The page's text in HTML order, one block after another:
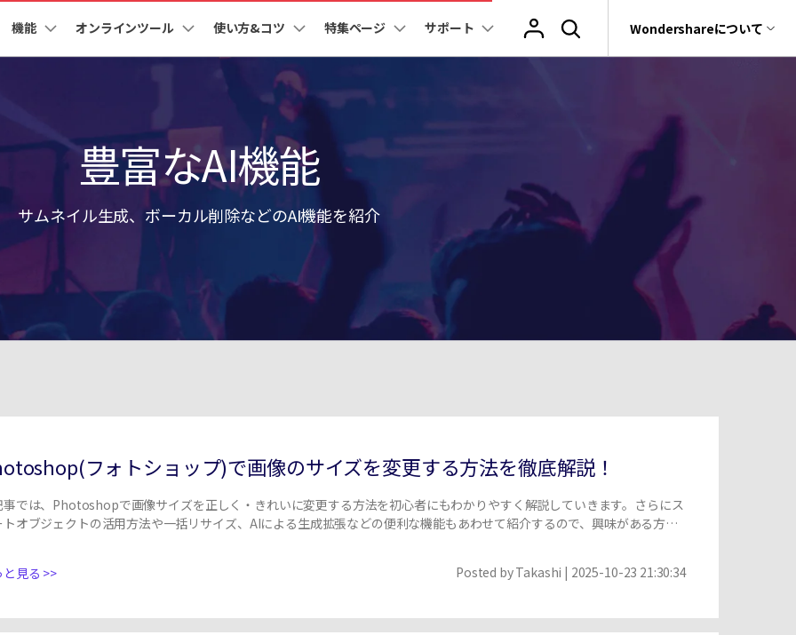
PDFelement
PDF編集ソフト
PDFelement Cloud
電子署名とクラウドサービス
データ復元・バックアップ
Recoverit
データ復元ソフト
動画・写真・ファイル修復ソフト
スマートフォン管理ソフト
MobileTrans
スマホ間のデータ転送ソフト
FamiSafe
子供の安全を守るアプリ
法人様向けお問い合わせ窓口
パートナープログラム
Wondershareについて
サポートセンター
Wondershare製品一覧
法人・教育・パートナー
EdrawMind
EdrawMax
動画編集＆変換
Filmora
UniConverter
Recoverit
企業情報
創業者メッセージ
お問い合わせ
プラン＆価格 サポート Wondershareについて
UniConverter-動画変換ソフト
UniConverter Windows版
UniConverter Mac版
機能
AI動画補正 >
AI 画像補正 >
テキスト読み上げ >
シーン検出 >
ハイライト自動検出
透かし編集 >
ボーカルリムーバー
ボイスチェンジャー
>
もっと見る >
プレーヤー >
動画・音声圧縮 >
動画・音声結合 >
動画・音声編集 >
音声をテキストに >
その他の機能 >
録画・録音 >
DVD・CD作成 >
オンラインツール
オンライン動画圧縮ツール
動画・画像の無料圧縮
New
オンライン動画変換ツール
使い方&コツ
動画ダウンロード
動画圧縮
もっと見る >>
特集ページ
ト
サポート
豊富なAI機能
サムネイル生成、ボーカル削除などのAI機能を紹介
フォトショップ)で画像のサイズを変更する方法を徹底解説！
事では、Photoshopで画像サイズを正しく・きれいに変更する方法を初心者にもわかりやすく解説していきます。さらにス
トオブジェクトの活用方法や一括リサイズ、AIによる生成拡張などの便利な機能もあわせて紹介するので、興味がある方は
と見る >>
Posted byTakashi | 2025-10-23 21:30:34